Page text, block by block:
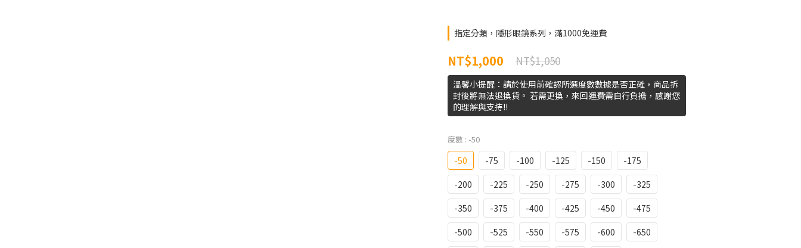
指定分類，隱形眼鏡系列，滿1000免運費
NT$1,000 NT$1,050
溫馨小提醒：請於使用前確認所選度數數據是否正確，商品拆
封後將無法退換貨。 若需更換，來回運費需自行負擔，感謝您
的理解與支持!!
度數 : -50
-50 -75 -100 -125 -150
-175
-200
-225 -250 -275 -300
-325
-350
-375 -400 -425 -450
-475
-500
-525 -550 -575 -600
-650